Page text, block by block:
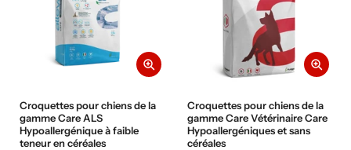
Croquettes pour chiens de la
gamme Care ALS
Hypoallergénique à faible
teneur en céréales
Croquettes pour chiens de la
gamme Care Vétérinaire Care
Hypoallergéniques et sans
céréales